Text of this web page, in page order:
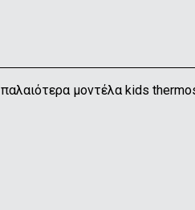
μοντέλα kids